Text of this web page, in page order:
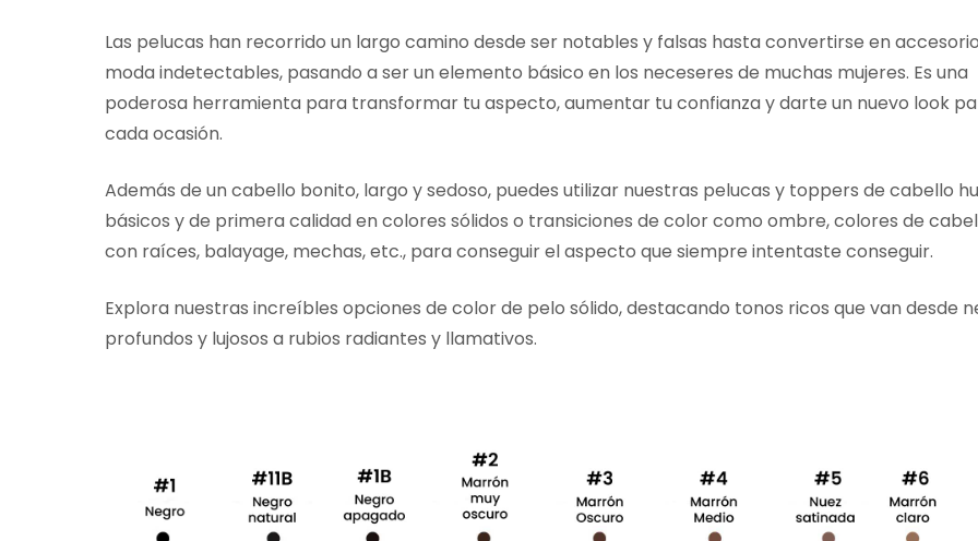
Las pelucas han recorrido un largo camino desde ser notables y falsas hasta convertirse en
moda indetectables, pasando a ser un elemento básico en los neceseres de muchas mujeres. Es una
poderosa herramienta para transformar tu aspecto, aumentar tu confianza y darte un nuevo look
cada ocasión.
Además de un cabello bonito, largo y sedoso, puedes utilizar nuestras pelucas y toppers de cabello
básicos y de primera calidad en colores sólidos o transiciones de color como ombre, colores de
con raíces, balayage, mechas, etc., para conseguir el aspecto que siempre intentaste conseguir.
Explora nuestras increíbles opciones de color de pelo sólido, destacando tonos ricos que van desde
profundos y lujosos a rubios radiantes y llamativos.